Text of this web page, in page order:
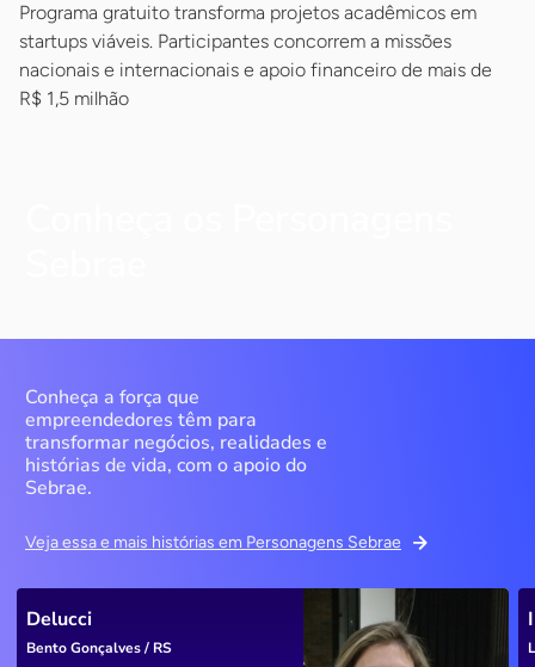
Programa gratuito transforma projetos acadêmicos em
startups viáveis. Participantes concorrem a missões
nacionais e internacionais e apoio financeiro de mais de
R$ 1,5 milhão
Conheça a força que
empreendedores têm para
transformar negócios, realidades e
histórias de vida, com o apoio do
Sebrae.
Veja essa e mais histórias em Personagens Sebrae
Delucci
Bento Gonçalves / RS